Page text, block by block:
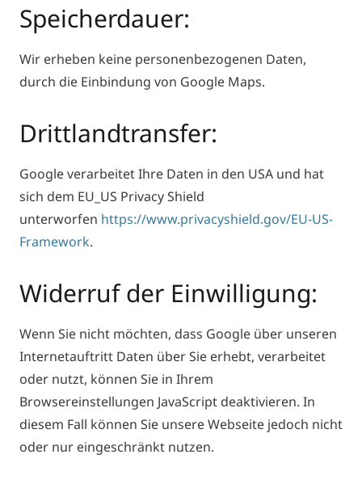
Speicherdauer:
Wir erheben keine personenbezogenen Daten,
durch die Einbindung von Google Maps.
Drittlandtransfer:
Google verarbeitet Ihre Daten in den USA und hat
sich dem EU_US Privacy Shield
unterworfen https://www.privacyshield.gov/EU-US-
Framework.
Widerruf der Einwilligung:
Wenn Sie nicht möchten, dass Google über unseren
Internetauftritt Daten über Sie erhebt, verarbeitet
oder nutzt, können Sie in Ihrem
Browsereinstellungen JavaScript deaktivieren. In
diesem Fall können Sie unsere Webseite jedoch nicht
oder nur eingeschränkt nutzen.